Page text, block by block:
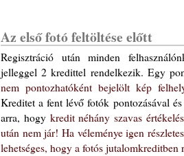
Az első fotó feltöltése előtt
Regisztráció után minden
jelleggel 2 kredittel rendelkezik. Egy
nem pontozhatóként bejelölt kép
Kreditet a fent lévő fotók pontozásával
arra, hogy kredit néhány szavas
után nem jár! Ha véleménye igen
lehetséges, hogy a fotós jutalomkreditben